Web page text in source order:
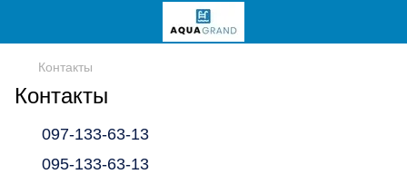
Контакты
Контакты
097-133-63-13
095-133-63-13